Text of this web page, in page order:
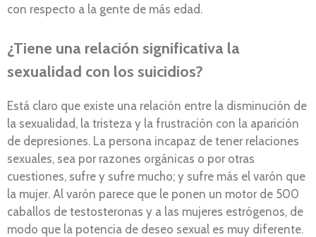
con respecto a la gente de más edad.
¿Tiene una relación significativa la
sexualidad con los suicidios?
Está claro que existe una relación entre la disminución de
la sexualidad, la tristeza y la frustración con la aparición
de depresiones. La persona incapaz de tener relaciones
sexuales, sea por razones orgánicas o por otras
cuestiones, sufre y sufre mucho; y sufre más el varón que
la mujer. Al varón parece que le ponen un motor de 500
caballos de testosteronas y a las mujeres estrógenos, de
modo que la potencia de deseo sexual es muy diferente.